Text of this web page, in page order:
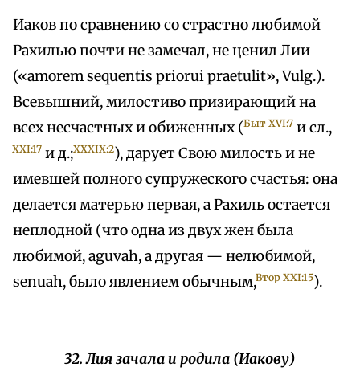
Иаков по сравнению со страстно любимой
Рахилью почти не замечал, не ценил Лии
(«amorem sequentis priorui praetulit», Vulg.).
Всевышний, милостиво призирающий на
всех несчастных и обиженных (Быт XVI:7 и сл.,
XXI:17 и д.;XXXIX:2), дарует Свою милость и не
имевшей полного супружеского счастья: она
делается матерью первая, а Рахиль остается
неплодной (что одна из двух жен была
любимой, aguvah, а другая — нелюбимой,
senuah, было явлением обычным,Втор XXI:15).
32. Лия зачала и родила (Иакову)